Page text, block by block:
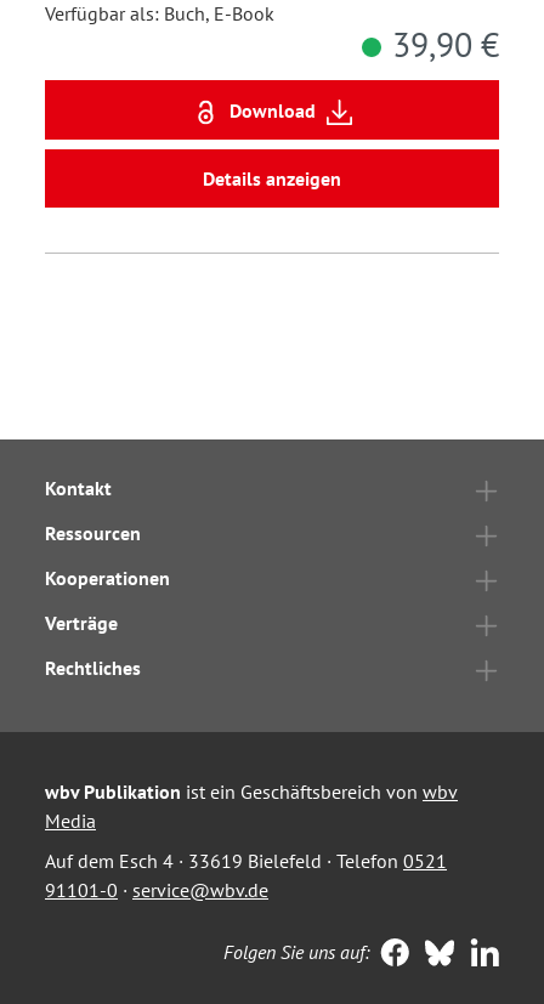
Verfügbar als: Buch, E-Book
39,90 €
Download
Details anzeigen
Kontakt
Ressourcen
Kooperationen
Verträge
Rechtliches
wbv Publikation ist ein Geschäftsbereich von wbv
Media
Auf dem Esch 4 · 33619 Bielefeld · Telefon 0521
91101-0 · service@wbv.de
Folgen Sie uns auf: